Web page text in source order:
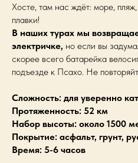
Хосте, там нас ждёт: море,
плавки!
В наших турах мы
электричке, но если вы
скорее всего батарейка
подъезде к Псахо. Не
Сложность: для уверенно
Протяженность: 52 км
Набор высоты: около 1500
Покрытие: асфальт, грунт,
Время: 5-6 часов